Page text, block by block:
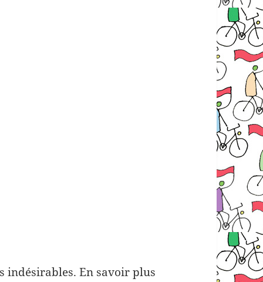
indésirables.En savoir plus